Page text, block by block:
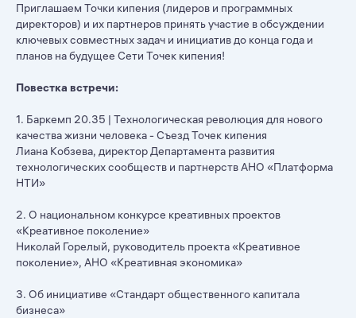
Приглашаем Точки кипения (лидеров и программных
директоров) и их партнеров принять участие в обсуждении
ключевых совместных задач и инициатив до конца года и
планов на будущее Сети Точек кипения!
Повестка встречи:
1. Баркемп 20.35 | Технологическая революция для нового
качества жизни человека - Съезд Точек кипения
Лиана Кобзева, директор Департамента развития
технологических сообществ и партнерств АНО «Платформа
НТИ»
2. О национальном конкурсе креативных проектов
«Креативное поколение»
Николай Горелый, руководитель проекта «Креативное
поколение», АНО «Креативная экономика»
3. Об инициативе «Стандарт общественного капитала
бизнеса»